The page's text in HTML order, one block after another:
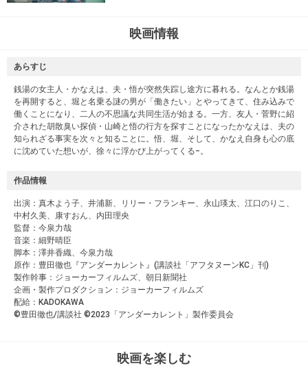
映画情報
あらすじ
銭湯の女主人・かなえは、夫・悟が突然失踪し途方に暮れる。なんとか銭湯
を再開すると、堀と名乗る謎の男が「働きたい」とやってきて、住み込みで
働くことになり、二人の不思議な共同生活が始まる。一方、友人・菅野に紹
介された胡散臭い探偵・山崎と悟の行方を探すことになったかなえは、夫の
知られざる事実を次々と知ることに。悟、堀、そして、かなえ自身も心の底
に沈めていた想いが、徐々に浮かび上がってくる−。
作品情報
出演：真木よう子、井浦新、リリー・フランキー、永山瑛太、江口のりこ、
中村久美、康すおん、内田理央
監督：今泉力哉
音楽：細野晴臣
脚本：澤井香織、今泉力哉
原作：豊田徹也『アンダーカレント』(講談社「アフタヌーンKC」刊)
製作幹事：ジョーカーフィルムズ、朝日新聞社
企画・製作プロダクション：ジョーカーフィルムズ
配給：KADOKAWA
©豊田徹也/講談社 ©2023「アンダーカレント」製作委員会
映画を楽しむ